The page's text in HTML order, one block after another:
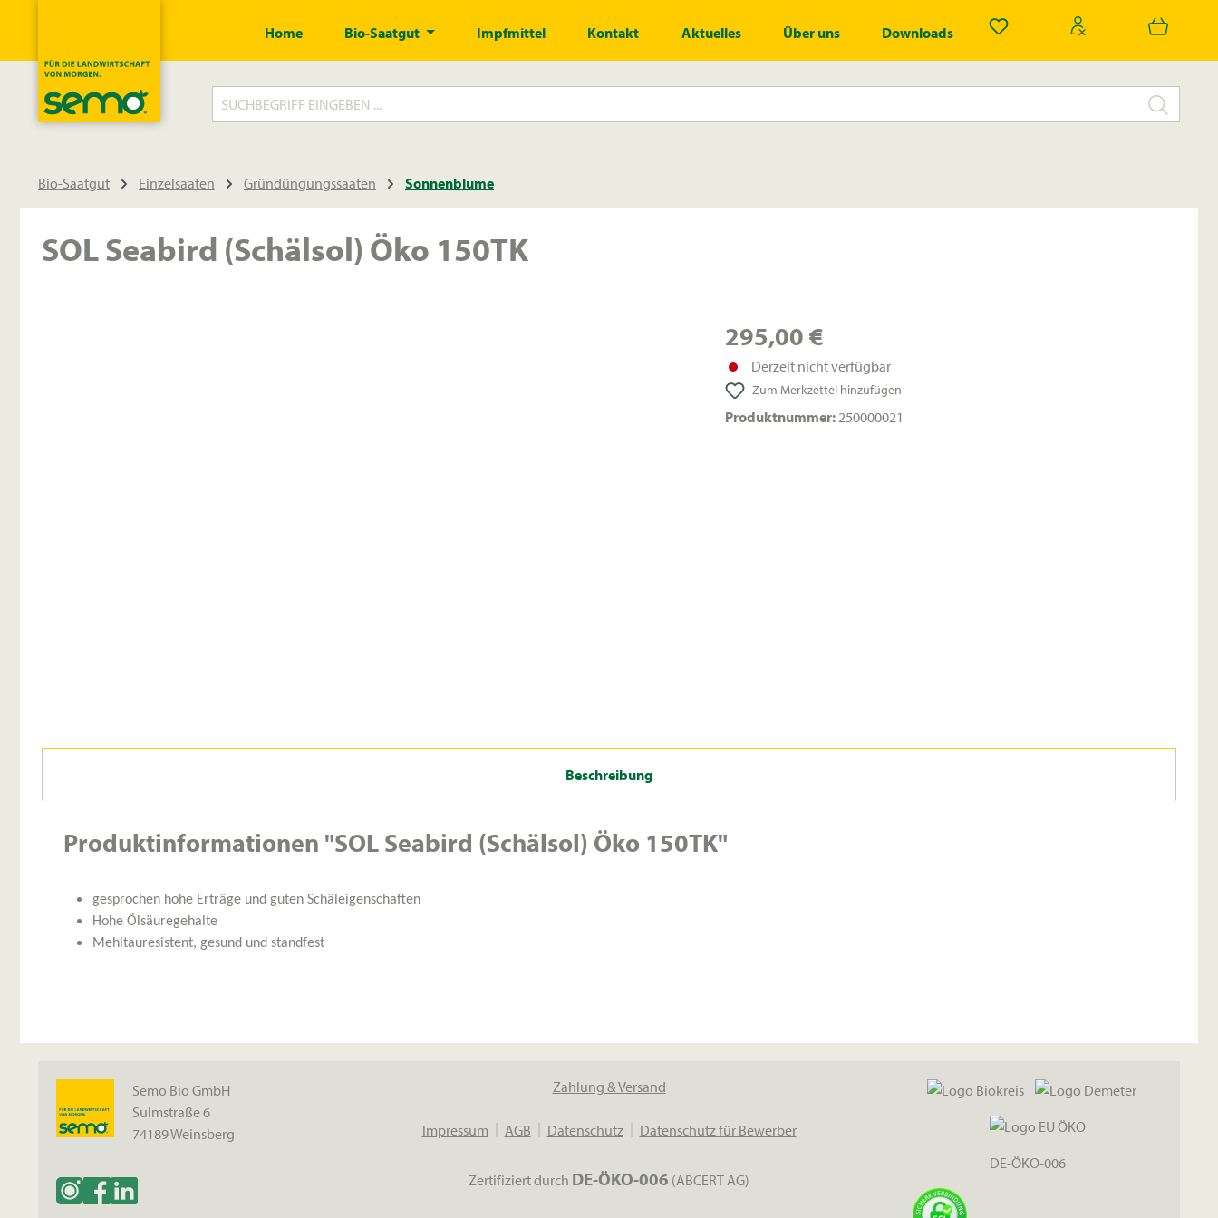
Du hast 0 Produkte auf dem
Home Bio-Saatgut Impfmittel Kontakt Aktuelles Über uns Downloads
Bio-Saatgut Einzelsaaten Gründüngungssaaten Sonnenblume
SOL Seabird (Schälsol) Öko 150TK
295,00 €
Derzeit nicht verfügbar
Zum Merkzettel hinzufügen
Produktnummer:250000021
Beschreibung
Produktinformationen "SOL Seabird (Schälsol) Öko 150TK"
gesprochen hohe Erträge und guten Schäleigenschaften
Hohe Ölsäuregehalte
Mehltauresistent, gesund und standfest
Semo Bio GmbH
Sulmstraße 6
74189 Weinsberg
Zahlung & Versand
Impressum AGB Datenschutz Datenschutz für Bewerber
Zertifiziert durch DE-ÖKO-006 (ABCERT AG)
DE-ÖKO-006